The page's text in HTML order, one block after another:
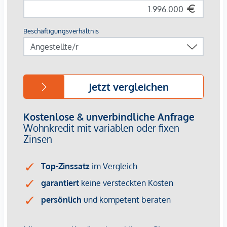
Es besteht die Möglichkeit eine Klimaanlage anzuschließen,
sämtliche Leitungen sind hierfür vorgesehen.
Des Weiteren besteht die Möglichkeit des Anschlusses
Die Infrastruktur bei diesem Objekt ist hervorragend.
Geschäfte des täglichen Bedarfs befinden sich in
unmittelbare Nähe sowie Apotheke, diverse Restaurants
und Cafés. Die Mariahilferstraße befindet sich wenige
Minuten vom Objekt entfernt. Folgende öffentliche
erreichen: U3, und U6, Westbahnhof ebenso die
Straßenbahnlinien 5, 6, 9, 18, 52, 60.